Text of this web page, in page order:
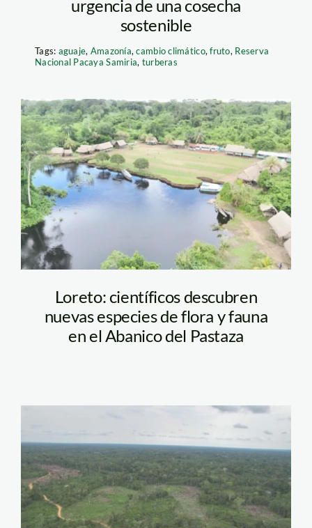
urgencia de una cosecha
sostenible
Tags: aguaje, Amazonía,cambio climático,fruto, Reserva
Nacional Pacaya Samiria, turberas
Diseño sin título (37)
Loreto: científicos descubren
nuevas especies de flora y fauna
en el Abanico del Pastaza
Bosques tropicales.
Vico Mendez. SPDA